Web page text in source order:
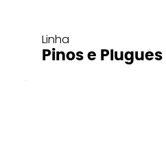
Linha
Pinos e Plugues